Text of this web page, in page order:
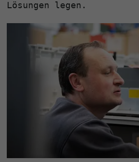
Lösungen legen.